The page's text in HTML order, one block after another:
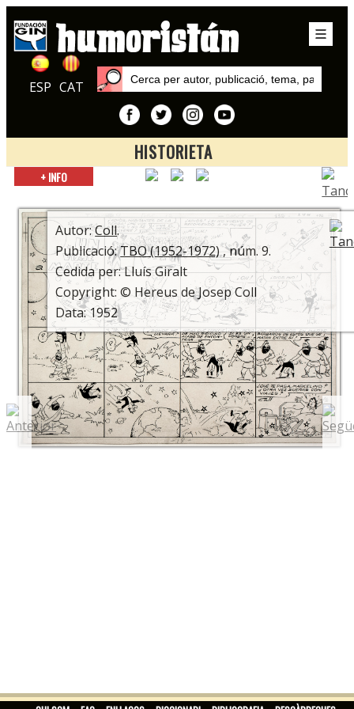
ESP CAT
HISTORIETA
Inici
Coll
+ INFO
Autor:Coll.
Publicació:TBO (1952-1972), núm. 9.
Cedida per: Lluís Giralt
Copyright: © Hereus de Josep Coll
Data: 1952